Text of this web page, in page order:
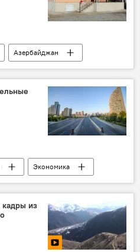
Азербайджан
Жилье
Экономика
туристы
из